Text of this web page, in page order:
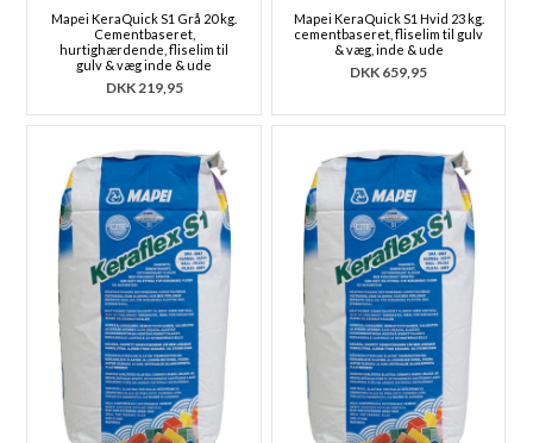
Mapei KeraQuick S1 Grå 20 kg.
Cementbaseret,
hurtighærdende, fliselim til
gulv & væg inde & ude
DKK 219,95
Mapei KeraQuick S1 Hvid 23 kg.
cementbaseret, fliselim til gulv
& væg, inde & ude
DKK 659,95